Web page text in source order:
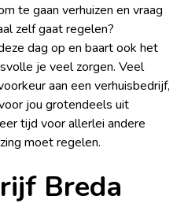
te gaan verhuizen en vraag
zelf gaat regelen?
dag op en baart ook het
je veel zorgen. Veel
aan een verhuisbedrijf,
jou grotendeels uit
tijd voor allerlei andere
moet regelen.
Breda